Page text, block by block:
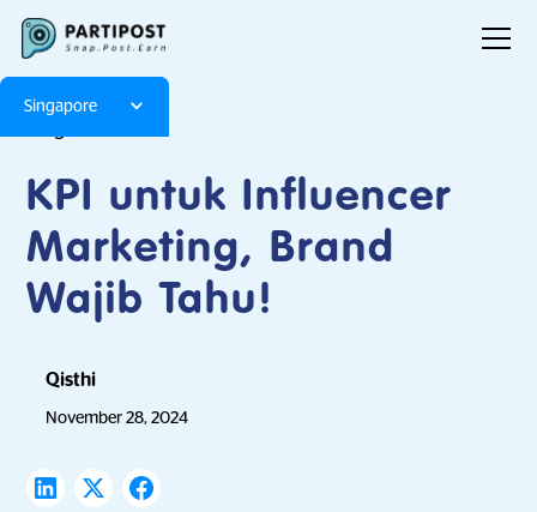
Singapore
KPI untuk Influencer
Marketing, Brand
Wajib Tahu!
Qisthi
November 28, 2024